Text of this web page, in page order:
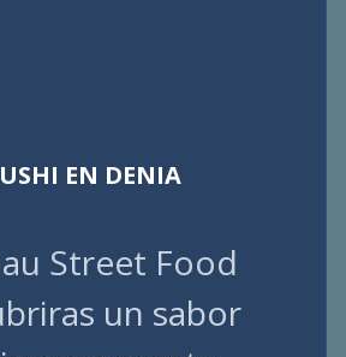
EN DENIA
Street Food
un sabor